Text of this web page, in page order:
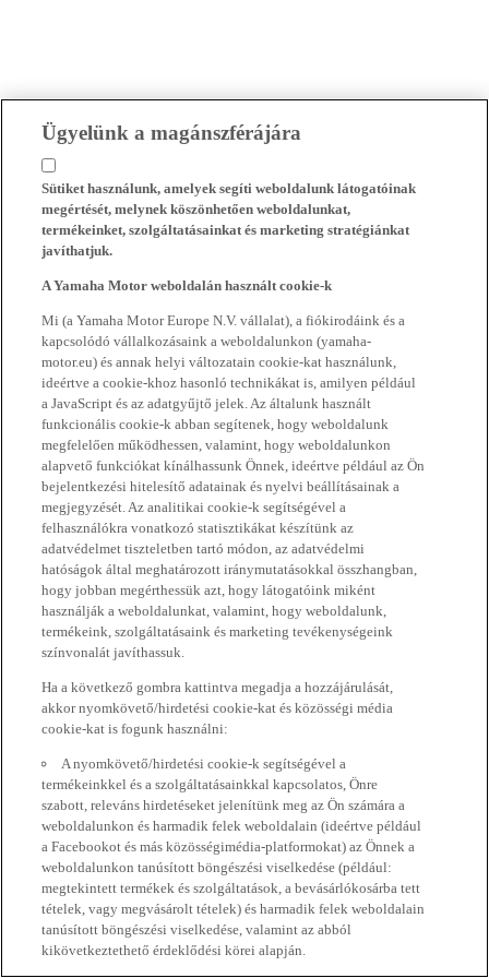
Ügyelünk a magánszférájára
Sütiket használunk, amelyek segíti weboldalunk látogatóinak
megértését, melynek köszönhetően weboldalunkat,
termékeinket, szolgáltatásainkat és marketing stratégiánkat
javíthatjuk.
A Yamaha Motor weboldalán használt cookie-k
Mi (a Yamaha Motor Europe N.V. vállalat), a fiókirodáink és a
kapcsolódó vállalkozásaink a weboldalunkon (yamaha-
motor.eu) és annak helyi változatain cookie-kat használunk,
ideértve a cookie-khoz hasonló technikákat is, amilyen például
a JavaScript és az adatgyűjtő jelek. Az általunk használt
funkcionális cookie-k abban segítenek, hogy weboldalunk
megfelelően működhessen, valamint, hogy weboldalunkon
alapvető funkciókat kínálhassunk Önnek, ideértve például az Ön
bejelentkezési hitelesítő adatainak és nyelvi beállításainak a
megjegyzését. Az analitikai cookie-k segítségével a
felhasználókra vonatkozó statisztikákat készítünk az
adatvédelmet tiszteletben tartó módon, az adatvédelmi
hatóságok által meghatározott iránymutatásokkal összhangban,
hogy jobban megérthessük azt, hogy látogatóink miként
használják a weboldalunkat, valamint, hogy weboldalunk,
termékeink, szolgáltatásaink és marketing tevékenységeink
színvonalát javíthassuk.
Ha a következő gombra kattintva megadja a hozzájárulását,
akkor nyomkövető/hirdetési cookie-kat és közösségi média
cookie-kat is fogunk használni:
A nyomkövető/hirdetési cookie-k segítségével a
termékeinkkel és a szolgáltatásainkkal kapcsolatos, Önre
szabott, releváns hirdetéseket jelenítünk meg az Ön számára a
weboldalunkon és harmadik felek weboldalain (ideértve például
a Facebookot és más közösségimédia-platformokat) az Önnek a
weboldalunkon tanúsított böngészési viselkedése (például:
megtekintett termékek és szolgáltatások, a bevásárlókosárba tett
tételek, vagy megvásárolt tételek) és harmadik felek weboldalain
tanúsított böngészési viselkedése, valamint az abból
kikövetkeztethető érdeklődési körei alapján.